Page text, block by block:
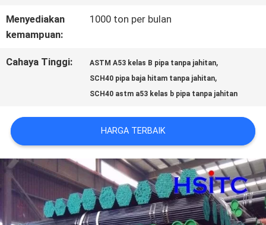
BERITA
MINTA
SITEMAP
KEBIJAKAN
PRIVASI
Menyediakan
kemampuan:
1000 ton per bulan
Cahaya Tinggi: ASTM A53 kelas B pipa tanpa jahitan,
SCH40 pipa baja hitam tanpa jahitan,
SCH40 astm a53 kelas b pipa tanpa jahitan
HARGA TERBAIK